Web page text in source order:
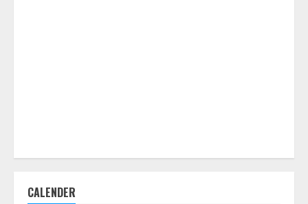
CALENDER